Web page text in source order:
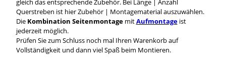
Querstreben ist hier Zubehör | Montagematerial auszuwählen.
Die Kombination Seitenmontage mitAufmontageist
jederzeit möglich.
Prüfen Sie zum Schluss noch mal Ihren Warenkorb auf
Vollständigkeit und dann viel Spaß beim Montieren.